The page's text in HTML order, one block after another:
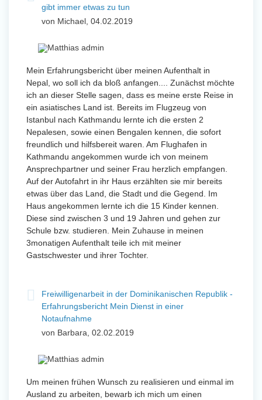
gibt immer etwas zu tun
von Michael, 04.02.2019
Mein Erfahrungsbericht über meinen Aufenthalt in
Nepal, wo soll ich da bloß anfangen.... Zunächst möchte
ich an dieser Stelle sagen, dass es meine erste Reise in
ein asiatisches Land ist. Bereits im Flugzeug von
Istanbul nach Kathmandu lernte ich die ersten 2
Nepalesen, sowie einen Bengalen kennen, die sofort
freundlich und hilfsbereit waren. Am Flughafen in
Kathmandu angekommen wurde ich von meinem
Ansprechpartner und seiner Frau herzlich empfangen.
Auf der Autofahrt in ihr Haus erzählten sie mir bereits
etwas über das Land, die Stadt und die Gegend. Im
Haus angekommen lernte ich die 15 Kinder kennen.
Diese sind zwischen 3 und 19 Jahren und gehen zur
Schule bzw. studieren. Mein Zuhause in meinen
3monatigen Aufenthalt teile ich mit meiner
Gastschwester und ihrer Tochter.
Freiwilligenarbeit in der Dominikanischen Republik -
Erfahrungsbericht Mein Dienst in einer
Notaufnahme
von Barbara, 02.02.2019
Um meinen frühen Wunsch zu realisieren und einmal im
Ausland zu arbeiten, bewarb ich mich um einen